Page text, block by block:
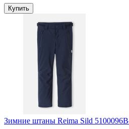
Купить
Зимние штаны Reima Sild